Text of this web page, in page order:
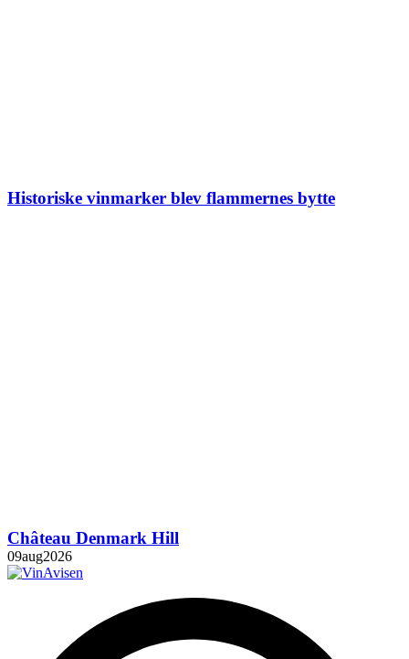
Historiske vinmarker blev flammernes bytte
Château Denmark Hill
09aug2026